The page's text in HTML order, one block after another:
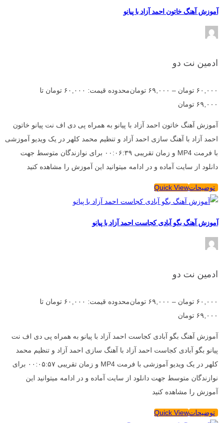
آموزش آهنگ خاتون احمد آزاد با پیانو
ادمین نت دو
۶۰,۰۰۰ تومان – ۶۹,۰۰۰ تومان
محدوده قیمت: ۶۰,۰۰۰ تومان تا
۶۹,۰۰۰ تومان
آموزش آهنگ خاتون احمد آزاد با پیانو به همراه پی دی اف نت پیانو خاتون
احمد آزاد با آهنگ سازی احمد آزاد و تنظیم محمد کلهر در یک ویدیو آموزشی
با فرمت MP4 و زمان تقریبی ۰۰:۰۶:۳۹ برای نوازندگان متوسط جهت
دانلود از سایت آماده و در ادامه میتوانید این آموزش را مشاهده کنید
توضیحاتQuick View
آموزش آهنگ بگو آبادی کجاست احمد آزاد با پیانو
ادمین نت دو
۶۰,۰۰۰ تومان – ۶۹,۰۰۰ تومان
محدوده قیمت: ۶۰,۰۰۰ تومان تا
۶۹,۰۰۰ تومان
آموزش آهنگ بگو آبادی کجاست احمد آزاد با پیانو به همراه پی دی اف نت
پیانو بگو آبادی کجاست احمد آزاد با آهنگ سازی احمد آزاد و تنظیم محمد
کلهر در یک ویدیو آموزشی با فرمت MP4 و زمان تقریبی ۰۰:۰۵:۵۷ برای
نوازندگان متوسط جهت دانلود از سایت آماده و در ادامه میتوانید این
آموزش را مشاهده کنید
توضیحاتQuick View